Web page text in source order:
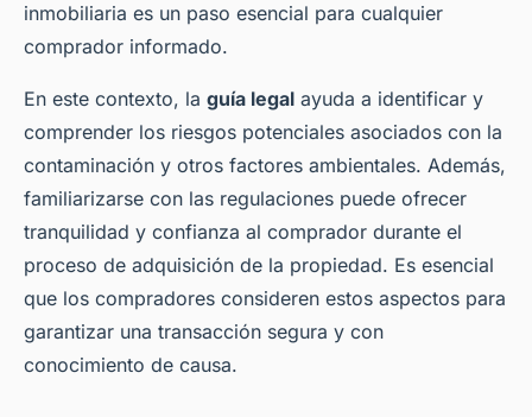
inmobiliaria es un paso esencial para cualquier
comprador informado.
En este contexto, la guía legal ayuda a identificar y
comprender los riesgos potenciales asociados con la
contaminación y otros factores ambientales. Además,
familiarizarse con las regulaciones puede ofrecer
tranquilidad y confianza al comprador durante el
proceso de adquisición de la propiedad. Es esencial
que los compradores consideren estos aspectos para
garantizar una transacción segura y con
conocimiento de causa.